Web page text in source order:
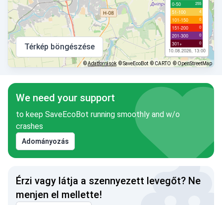
0-50 255
51-100 4
101-150 0
151-200 0
201-300 0
301+ 0
10.08.2026, 13:00
Térkép böngészése
©Adatforrások © SaveEcoBot © CARTO © OpenStreetMap
We need your support
to keep SaveEcoBot running smoothly and w/o
crashes
Adományozás
Érzi vagy látja a szennyezett levegőt? Ne
menjen el mellette!